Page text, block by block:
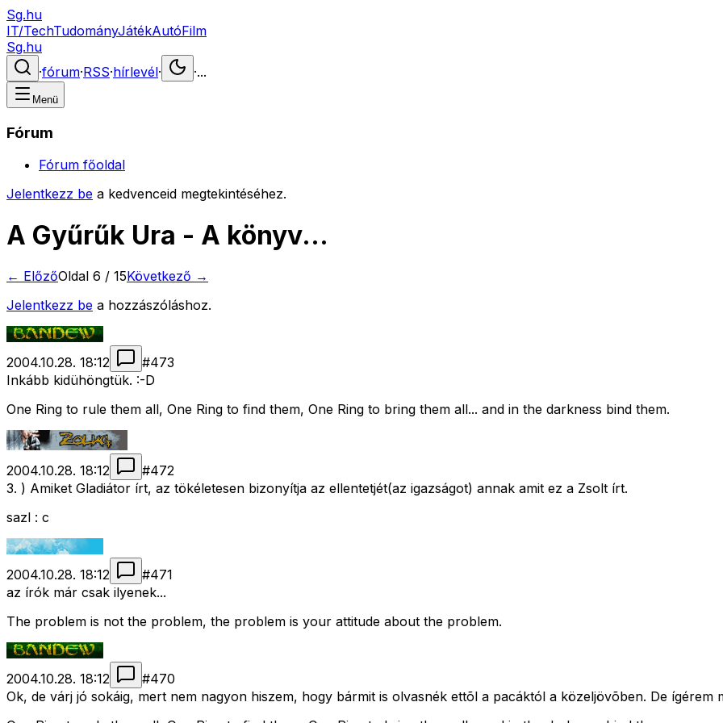
Sg.hu
IT/TechTudományJátékAutóFilm
Sg.hu
·fórum·RSS·hírlevél· ·...
Menü
Fórum
Fórum főoldal
Jelentkezz be a kedvenceid megtekintéséhez.
A Gyűrűk Ura - A könyv...
← ElőzőOldal 6 / 15Következő →
Jelentkezz be a hozzászóláshoz.
2004.10.28. 18:12 #473
Inkább kidühöngtük. :-D
One Ring to rule them all, One Ring to find them, One Ring to bring them all... and in the darkness bind them.
2004.10.28. 18:12 #472
3. ) Amiket Gladiátor írt, az tökéletesen bizonyítja az ellentetjét(az igazságot) annak amit ez a Zsolt írt.
sazl : c
2004.10.28. 18:12 #471
az írók már csak ilyenek...
The problem is not the problem, the problem is your attitude about the problem.
2004.10.28. 18:12 #470
Ok, de várj jó sokáig, mert nem nagyon hiszem, hogy bármit is olvasnék ettõl a pacáktól a közeljövõben. De ígérem